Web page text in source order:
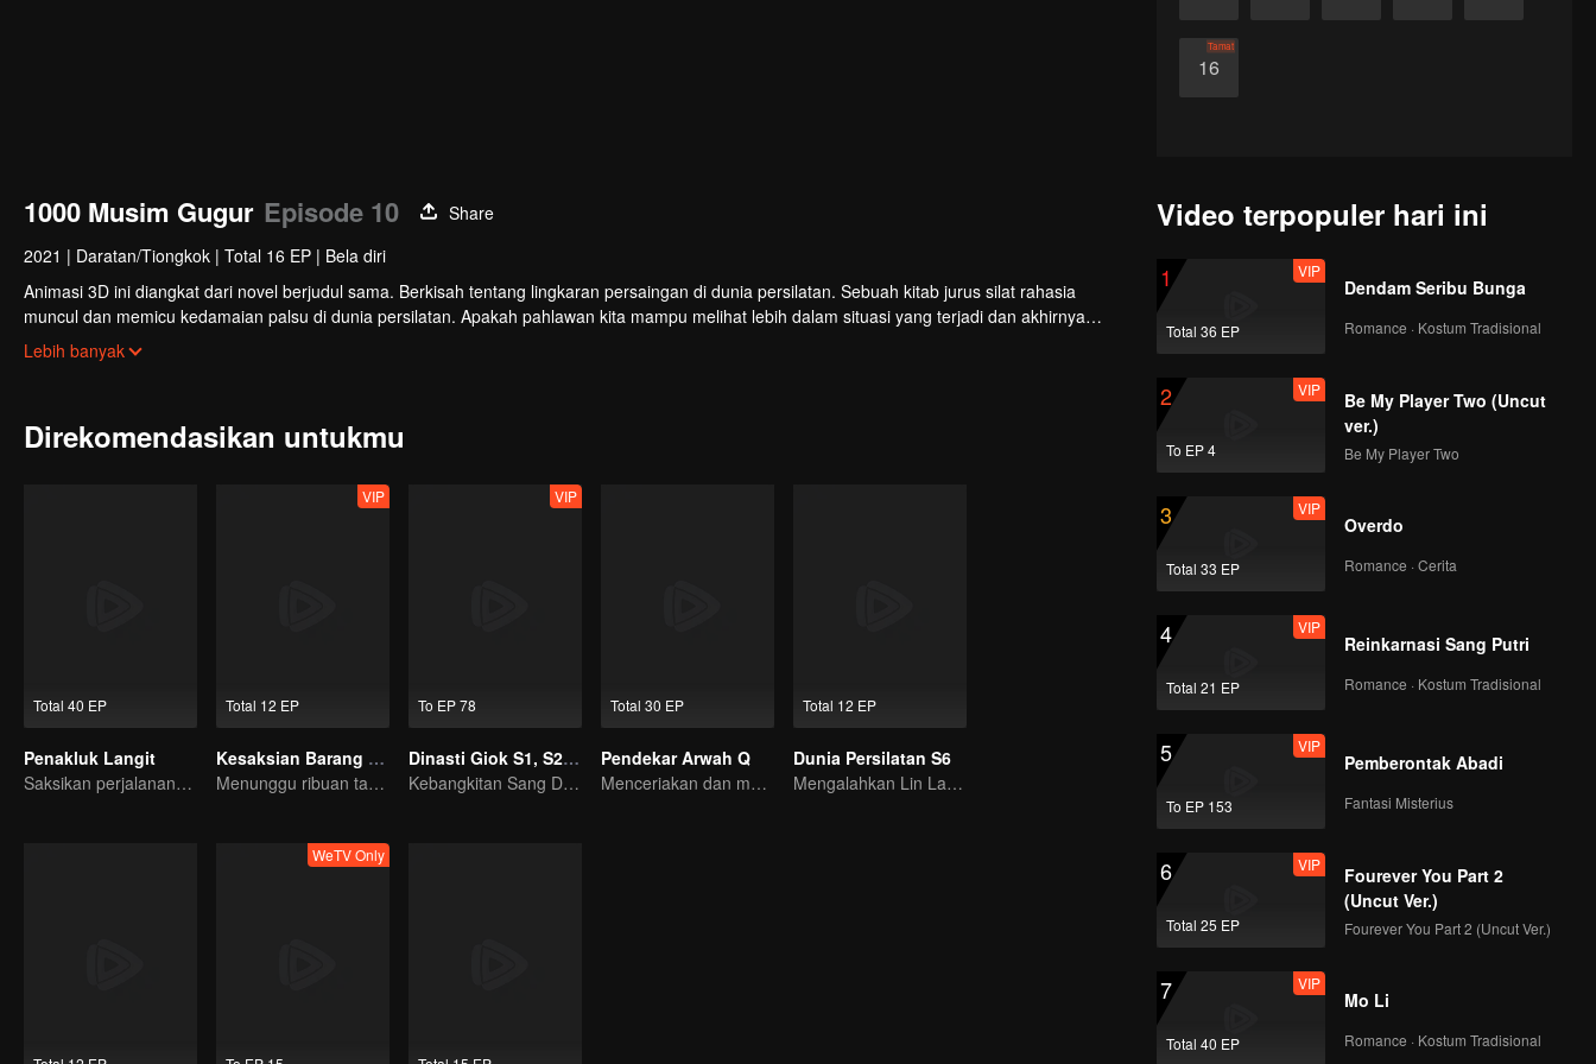
16
Tamat
1000 Musim Gugur Episode 10
Share
2021 | Daratan/Tiongkok | Total 16 EP | Bela diri
Animasi 3D ini diangkat dari novel berjudul sama. Berkisah tentang lingkaran persaingan di dunia persilatan. Sebuah kitab jurus silat rahasia
muncul dan memicu kedamaian palsu di dunia persilatan. Apakah pahlawan kita mampu melihat lebih dalam situasi yang terjadi dan akhirnya
mengusai semua jurus rahasia?
Lebih banyak
Direkomendasikan untukmu
Total 40 EP
Penakluk Langit
Saksikan perjalanannya dari manusia biasa jadi Dewa abadi!
Total 12 EP
VIP
Kesaksian Barang Antik
Menunggu ribuan tahun, hanya untuk bertemu lagi~
To EP 78
VIP
Dinasti Giok S1, S2, S3
Kebangkitan Sang Dewa, Awal dari Akhir Dunia!
Total 30 EP
Pendekar Arwah Q
Menceriakan dan menghangatkan hari-harimu.
Total 12 EP
Dunia Persilatan S6
Mengalahkan Lin Langtian, meraih gelar juara.
WeTV Only
Video terpopuler hari ini
1
Total 36 EP
VIP
Dendam Seribu Bunga
Romance · Kostum Tradisional
2
To EP 4
VIP
Be My Player Two (Uncut
ver.)
Be My Player Two
3
Total 33 EP
VIP
Overdo
Romance · Cerita
4
Total 21 EP
VIP
Reinkarnasi Sang Putri
Romance · Kostum Tradisional
5
To EP 153
VIP
Pemberontak Abadi
Fantasi Misterius
6
Total 25 EP
VIP
Fourever You Part 2
(Uncut Ver.)
Fourever You Part 2 (Uncut Ver.)
7
Total 40 EP
VIP
Mo Li
Romance · Kostum Tradisional